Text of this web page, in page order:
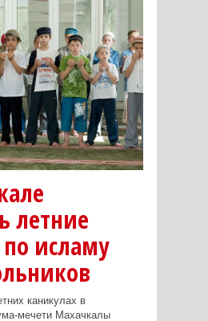
летние
исламу
каникулах в
мечети Махачкалы